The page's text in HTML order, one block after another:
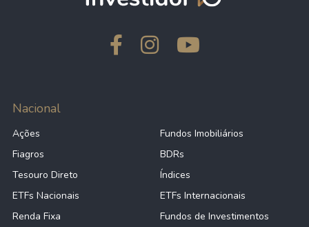
Nacional
Ações
Fundos Imobiliários
Fiagros
BDRs
Tesouro Direto
Índices
ETFs Nacionais
ETFs Internacionais
Renda Fixa
Fundos de Investimentos